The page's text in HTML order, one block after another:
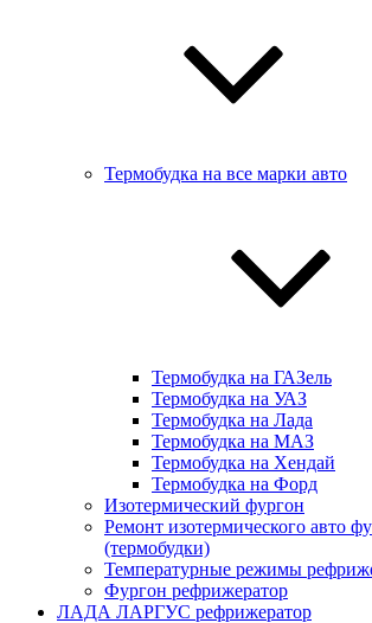
Термобудка на все марки авто
Термобудка на ГАЗель
Термобудка на УАЗ
Термобудка на Лада
Термобудка на МАЗ
Термобудка на Хендай
Термобудка на Форд
Изотермический фургон
Ремонт изотермического авто
(термобудки)
Температурные режимы
Фургон рефрижератор
ЛАДА ЛАРГУС рефрижератор